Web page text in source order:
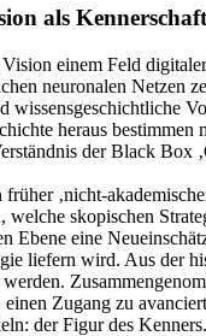
als Kennerschaft
einem Feld
neuronalen Netzen
wissensgeschichtliche
heraus bestimmen
der Black
‚nicht-
skopischen
Ebene eine
liefern wird. Aus der
Zugang zu
der Figur des